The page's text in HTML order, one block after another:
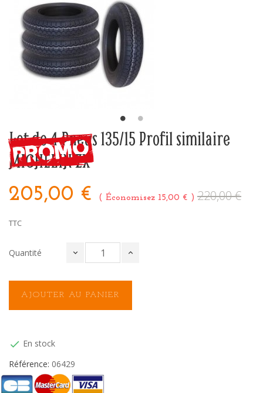
Lot de 4 Pneus 135/15 Profil similaire
MICHELIN ZX
205,00 € Économisez 15,00 € 220,00 €
TTC
Quantité
AJOUTER AU PANIER
 En stock
Référence: 06429